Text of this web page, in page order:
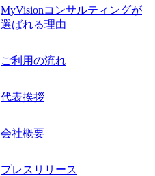
MyVisionコンサルティングが
選ばれる理由
ご利用の流れ
代表挨拶
会社概要
プレスリリース